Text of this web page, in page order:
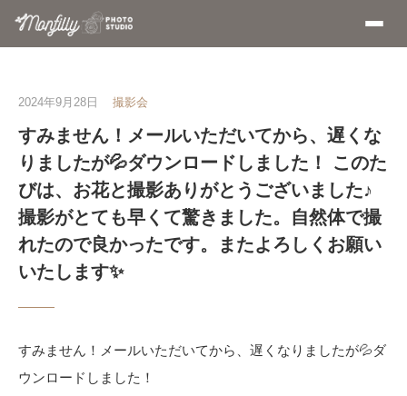
2024年9月28日 撮影会
すみません！メールいただいてから、遅くな
りましたが💦ダウンロードしました！ このた
びは、お花と撮影ありがとうございました♪
撮影がとても早くて驚きました。自然体で撮
れたので良かったです。またよろしくお願い
いたします✨
すみません！メールいただいてから、遅くなりましたが💦ダ
ウンロードしました！